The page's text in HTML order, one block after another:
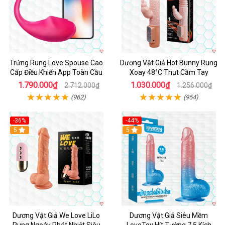
Trứng Rung Love Spouse Cao
Cấp Điều Khiển App Toàn Cầu
1.790.000₫ 2.712.000₫
(962)
Dương Vật Giả Hot Bunny Rung
Xoay 48°C Thụt Cầm Tay
1.030.000₫ 1.256.000₫
(954)
-36%
5
Dương Vật Giả We Love LiLo
-44%
Hot
5
Dương Vật Giả Siêu Mềm